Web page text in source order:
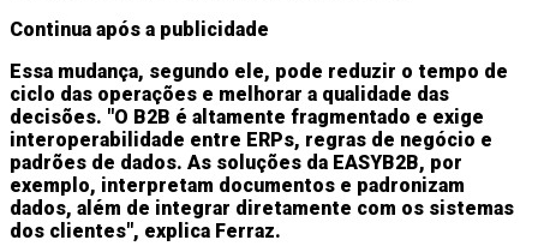
Continua após a publicidade
Essa mudança, segundo ele, pode reduzir o tempo de
ciclo das operações e melhorar a qualidade das
decisões. "O B2B é altamente fragmentado e exige
interoperabilidade entre ERPs, regras de negócio e
padrões de dados. As soluções da EASYB2B, por
exemplo, interpretam documentos e padronizam
dados, além de integrar diretamente com os sistemas
dos clientes", explica Ferraz.